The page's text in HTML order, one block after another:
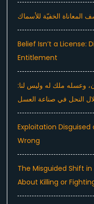
المعاناة الخفيّة للأسماك
Belief Isn’t a
Entitlement
وعسله ملك له وليس لنا:
النحل في صناعة العسل
Exploitation Disguised
Wrong
The Misguided Shift in
About Killing or